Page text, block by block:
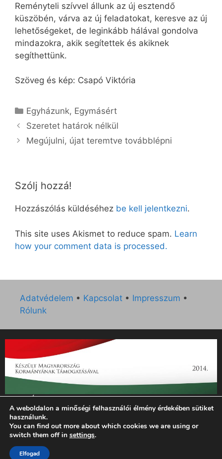
Reményteli szívvel állunk az új esztendő
küszöbén, várva az új feladatokat, keresve az új
lehetőségeket, de leginkább hálával gondolva
mind­azokra, akik segítettek és akiknek
segíthettünk.
Szöveg és kép: Csapó Viktória
Kategória
Egyházunk, Egymásért
Szeretet határok nélkül
Megújulni, újat teremtve továbblépni
Szólj hozzá!
Hozzászólás küldéséhez be kell jelentkezni.
This site uses Akismet to reduce spam. Learn
how your comment data is processed.
Adatvédelem • Kapcsolat • Impresszum •
Rólunk
„Az Új Ember katolikus hetilap 2014. évi működésének
támogatását az EGYH-KCP-14-P-0121 sz. támogatási
szerződés keretében 3 000 000 Ft összegben támogatta az
Emberi Erőforrások Minisztériuma.”
© 2026 Magyar Kurír - Új Ember
A weboldalon a minőségi felhasználói élmény érdekében sütiket
használunk.
You can find out more about which cookies we are using or
switch them off in settings.
Elfogad